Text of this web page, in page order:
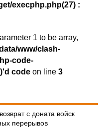
execphp.php(27) :
1 to be array,
www/clash-
code-
code on line 3
с доната войск
перерывов